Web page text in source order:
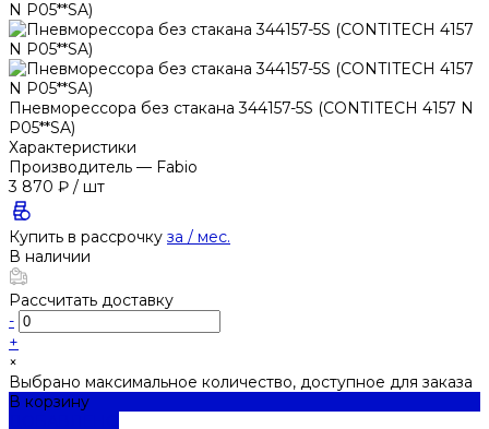
Пневморессора без стакана 344157-5S (CONTITECH 4157 N
P05**SA)
Характеристики
Производитель — Fabio
3 870 ₽ / шт
Купить в рассрочку за / мес.
В наличии
Рассчитать доставку
-
+
×
Выбрано максимальное количество, доступное для заказа
В корзину